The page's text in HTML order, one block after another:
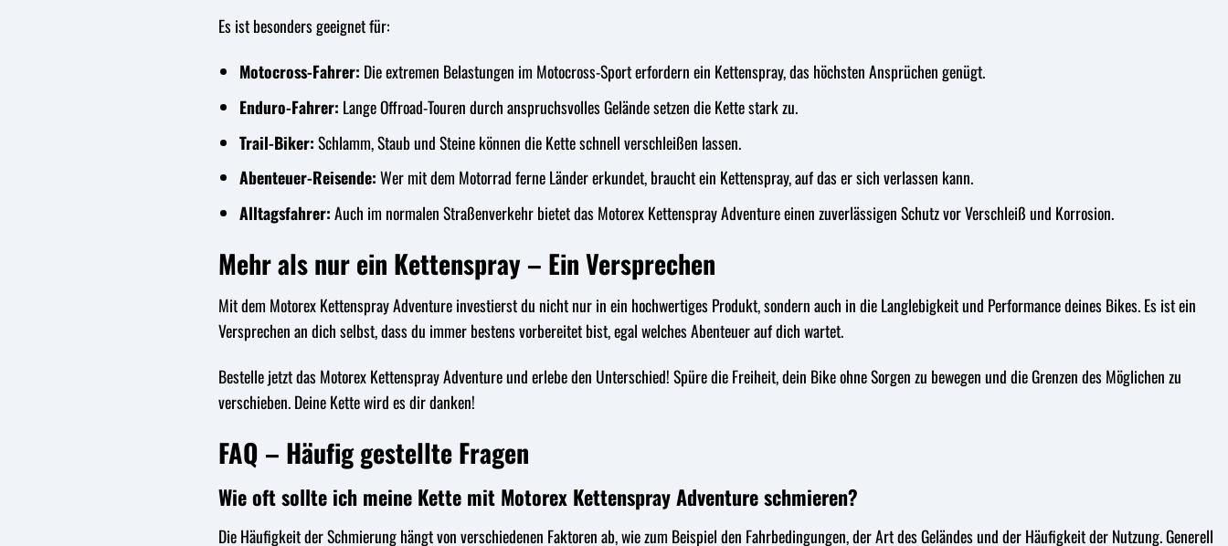
Es ist besonders geeignet für:
Motocross-Fahrer: Die extremen Belastungen im Motocross-Sport erfordern ein Kettenspray, das höchsten Ansprüchen genügt.
Enduro-Fahrer: Lange Offroad-Touren durch anspruchsvolles Gelände setzen die Kette stark zu.
Trail-Biker:Schlamm, Staub und Steine können die Kette schnell verschleißen lassen.
Abenteuer-Reisende:Wer mit dem Motorrad ferne Länder erkundet, braucht ein Kettenspray, auf das er sich verlassen kann.
Alltagsfahrer:Auch im normalen Straßenverkehr bietet das Motorex Kettenspray Adventure einen zuverlässigen Schutz vor Verschleiß und Korrosion.
Mehr als nur ein Kettenspray – Ein Versprechen
Mit dem Motorex Kettenspray Adventure investierst du nicht nur in ein hochwertiges Produkt, sondern auch in die Langlebigkeit und Performance deines Bikes. Es ist ein
Versprechen an dich selbst, dass du immer bestens vorbereitet bist, egal welches Abenteuer auf dich wartet.
Bestelle jetzt das Motorex Kettenspray Adventure und erlebe den Unterschied! Spüre die Freiheit, dein Bike ohne Sorgen zu bewegen und die Grenzen des Möglichen zu
verschieben. Deine Kette wird es dir danken!
FAQ – Häufig gestellte Fragen
Wie oft sollte ich meine Kette mit Motorex Kettenspray Adventure schmieren?
Die Häufigkeit der Schmierung hängt von verschiedenen Faktoren ab, wie zum Beispiel den Fahrbedingungen, der Art des Geländes und der Häufigkeit der Nutzung. Generell